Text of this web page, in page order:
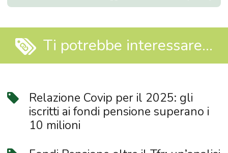
Ti potrebbe interessare...
Relazione Covip per il 2025: gli
iscritti ai fondi pensione superano i
10 milioni